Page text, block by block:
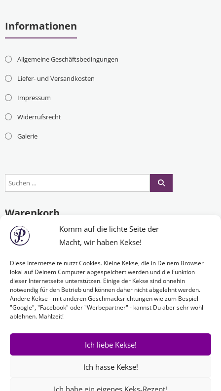
Komm auf die lichte Seite der
Macht, wir haben Kekse!
Diese Internetseite nutzt Cookies. Kleine Kekse, die in Deinem Browser
lokal auf Deinem Computer abgespeichert werden und die Funktion
dieser Internetseite unterstützen. Einige der Kekse sind ohnehin
notwendig für den Betrieb und können daher nicht abgelehnt werden.
Andere Kekse - mit anderen Geschmacksrichtungen wie zum Bespiel
"Google", "Facebook" oder "Werbepartner" - kannst Du aber sehr wohl
ablehnen. Mahlzeit!
Ich liebe Kekse!
Ich hasse Kekse!
Ich habe ein eigenes Keks-Rezept!
Informationen
Allgemeine Geschäftsbedingungen
Liefer- und Versandkosten
Impressum
Widerrufsrecht
Galerie
Warenkorb
Es befinden sich keine Produkte im Warenkorb.
Nichts Passendes gefunden?
Wenn Sie nach etwas Bestimmtem suchen oder gerne ein Produkt
Ihren Wünschen entsprechend anfertigen lassen möchten,
einfach!